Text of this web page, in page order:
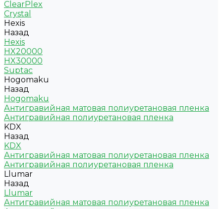
ClearPlex
Crystal
Hexis
Назад
Hexis
HX20000
HX30000
Suptac
Hogomaku
Назад
Hogomaku
Антигравийная матовая полиуретановая пленка
Антигравийная полиуретановая пленка
KDX
Назад
KDX
Антигравийная матовая полиуретановая пленка
Антигравийная полиуретановая пленка
Llumar
Назад
Llumar
Антигравийная матовая полиуретановая пленка